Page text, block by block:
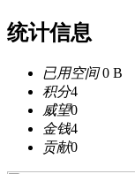
统计信息
已用空间0 B
积分4
威望0
金钱4
贡献0